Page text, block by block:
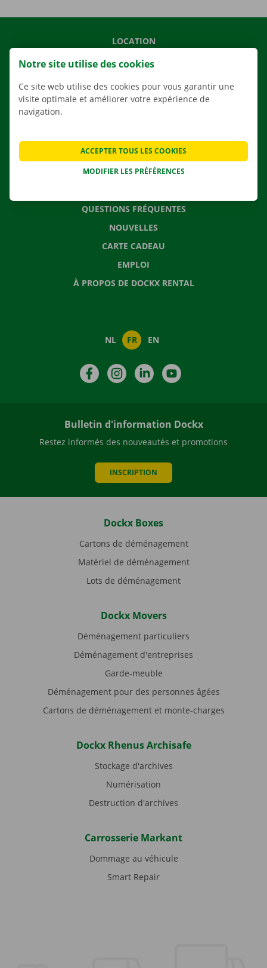
LOCATION
NOS VÉHICULES
AGENCES
QUESTIONS FRÉQUENTES
NOUVELLES
CARTE CADEAU
EMPLOI
À PROPOS DE DOCKX RENTAL
NL FR EN
FacebookInstagramLinkedIn
Bulletin d'information Dockx
Restez informés des nouveautés et promotions
INSCRIPTION
Dockx Boxes
Cartons de déménagement
Matériel de déménagement
Lots de déménagement
Dockx Movers
Déménagement particuliers
Déménagement d'entreprises
Garde-meuble
Déménagement pour des personnes âgées
Cartons de déménagement et monte-charges
Dockx Rhenus Archisafe
Stockage d'archives
Numérisation
Destruction d'archives
Carrosserie Markant
Dommage au véhicule
Smart Repair
Notre site utilise des cookies
Ce site web utilise des cookies pour vous garantir une
visite optimale et améliorer votre expérience de
navigation.
MODIFIER LES PRÉFÉRENCES
ACCEPTER TOUS LES COOKIES